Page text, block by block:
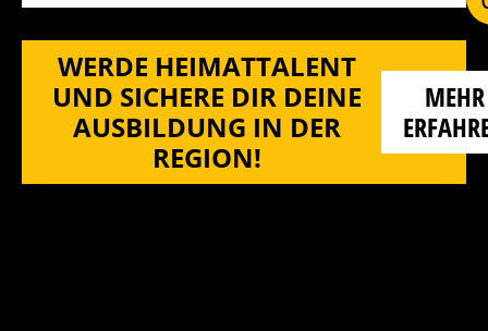
WERDE HEIMATTALENT
UND SICHERE DIR DEINE
AUSBILDUNG IN DER
REGION!
MEHR